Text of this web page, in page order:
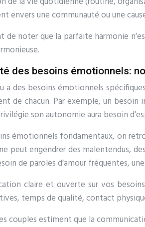
envers une communauté ou une
noter que la parfaite harmonie
des besoins émotionnels:
a des besoins émotionnels
de chacun. Par exemple, un
son autonomie aura besoin
émotionnels fondamentaux, on
peut engendrer des malentendus,
de paroles d’amour fréquentes,
claire et ouverte sur vos
temps de qualité, contact
couples estiment que la